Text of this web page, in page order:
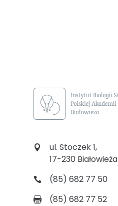
ul. Stoczek 1,
17-230 Białowieża
(85) 682 77 50
(85) 682 77 52